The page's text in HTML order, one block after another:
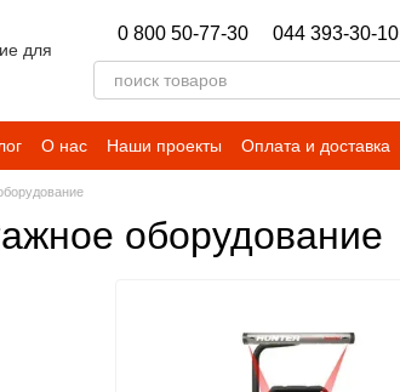
0 800 50-77-30 044 393-30-10
О нас Наши проекты Оплата и доставка
оборудование